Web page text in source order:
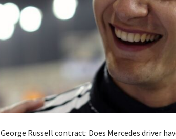
George Russell contract: Does Mercedes driver